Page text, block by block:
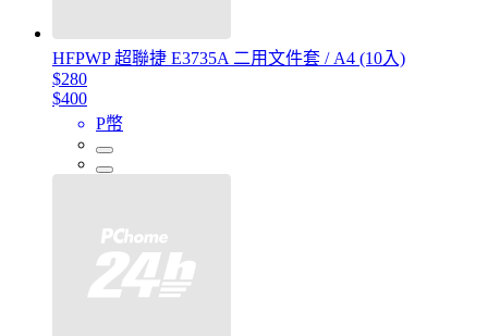
HFPWP 超聯捷 E3735A 二用文件套 / A4 (10入)
$280
$400
P幣